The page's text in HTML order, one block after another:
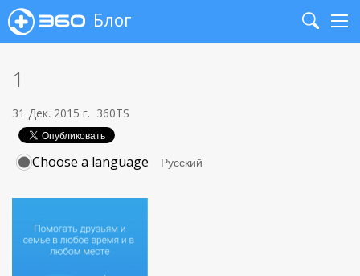
Блог
Search
1
31 Дек. 2015 г. 360TS
Choose a language